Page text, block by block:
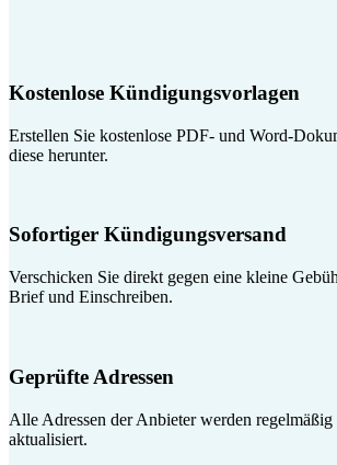
Kostenlose Kündigungsvorlagen
Erstellen Sie kostenlose PDF- und Word-
diese herunter.
Sofortiger Kündigungsversand
Verschicken Sie direkt gegen eine kleine
Brief und Einschreiben.
Geprüfte Adressen
Alle Adressen der Anbieter werden
aktualisiert.